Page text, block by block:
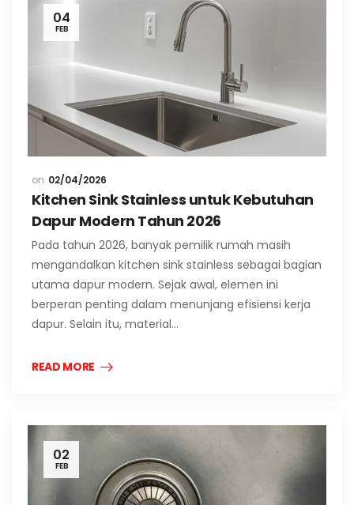
04
FEB
02/04/2026
Kitchen Sink Stainless untuk Kebutuhan
Dapur Modern Tahun 2026
Pada tahun 2026, banyak pemilik rumah masih
mengandalkan kitchen sink stainless sebagai bagian
utama dapur modern. Sejak awal, elemen ini
berperan penting dalam menunjang efisiensi kerja
dapur. Selain itu, material…
READ MORE
02
FEB